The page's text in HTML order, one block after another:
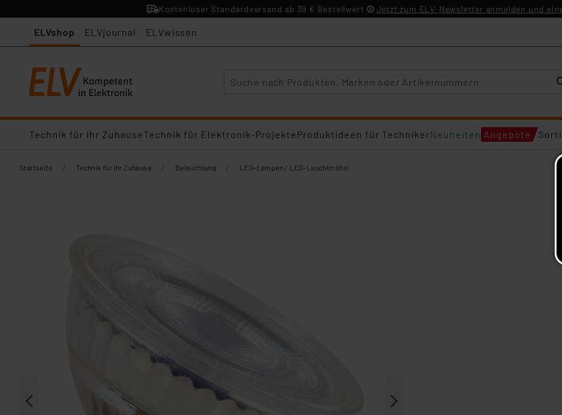
Kostenloser Standardversand ab 39 € Bestellwert Jetzt zum ELV-Newsletter anmelden und
ELVshop ELVjournal ELVwissen
Technik für Ihr ZuhauseTechnik für Elektronik-ProjekteProduktideen für TechnikerNeuheiten Angebote
Startseite / Technik für Ihr Zuhause / Beleuchtung / LED-Lampen / LED-Leuchtmittel